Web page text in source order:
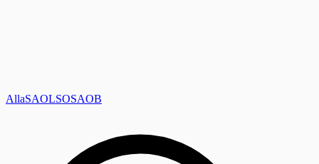
AllaSAOLSOSAOB